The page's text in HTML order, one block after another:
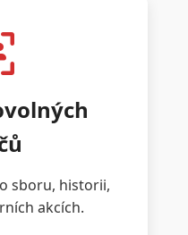
sboru, historii,
akcích.